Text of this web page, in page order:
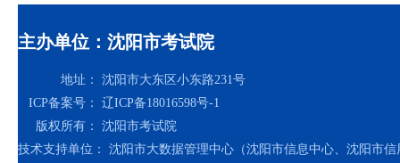
主办单位：沈阳市考试院
地址：
沈阳市大东区小东路231号
ICP备案号：
辽ICP备18016598号-1
版权所有：
沈阳市考试院
技术支持单位：
沈阳市大数据管理中心（沈阳市信息中心、沈阳市信